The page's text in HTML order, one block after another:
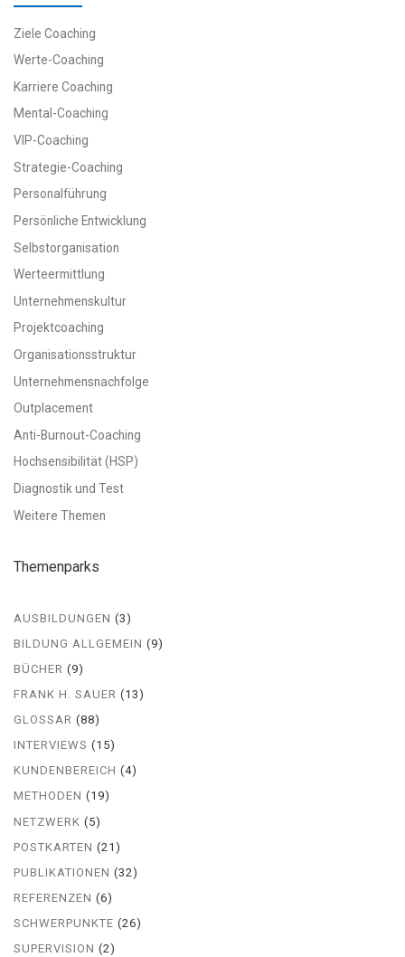
Ziele Coaching
Werte-Coaching
Karriere Coaching
Mental-Coaching
VIP-Coaching
Strategie-Coaching
Personalführung
Persönliche Entwicklung
Selbstorganisation
Werteermittlung
Unternehmenskultur
Projektcoaching
Organisationsstruktur
Unternehmensnachfolge
Outplacement
Anti-Burnout-Coaching
Hochsensibilität (HSP)
Diagnostik und Test
Weitere Themen
Themenparks
AUSBILDUNGEN (3)
BILDUNG ALLGEMEIN (9)
BÜCHER (9)
FRANK H. SAUER (13)
GLOSSAR (88)
INTERVIEWS (15)
KUNDENBEREICH (4)
METHODEN (19)
NETZWERK (5)
POSTKARTEN (21)
PUBLIKATIONEN (32)
REFERENZEN (6)
SCHWERPUNKTE (26)
SUPERVISION (2)